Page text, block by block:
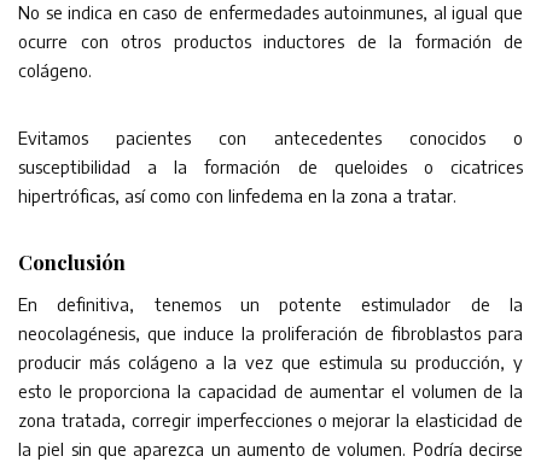
No se indica en caso de enfermedades autoinmunes, al igual que
ocurre con otros productos inductores de la formación de
colágeno.
Evitamos pacientes con antecedentes conocidos o
susceptibilidad a la formación de queloides o cicatrices
hipertróficas, así como con linfedema en la zona a tratar.
Conclusión
En definitiva, tenemos un potente estimulador de la
neocolagénesis, que induce la proliferación de fibroblastos para
producir más colágeno a la vez que estimula su producción, y
esto le proporciona la capacidad de aumentar el volumen de la
zona tratada, corregir imperfecciones o mejorar la elasticidad de
la piel sin que aparezca un aumento de volumen. Podría decirse